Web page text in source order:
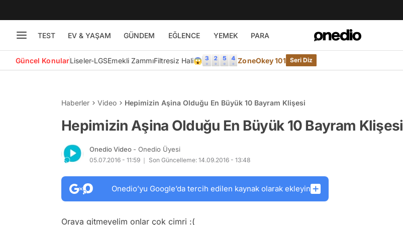
TEST EV & YAŞAM GÜNDEM EĞLENCE YEMEK PARA
Güncel KonularLiseler-LGSEmekli ZammıFiltresiz Hali😱 ZoneOkey 101 Seri Diz
Haberler Video Hepimizin Aşina Olduğu En Büyük 10 Bayram Klişesi
Hepimizin Aşina Olduğu En Büyük 10 Bayram Klişesi
Onedio Video - Onedio Üyesi
05.07.2016 - 11:59 Son Güncelleme: 14.09.2016 - 13:48
Onedio’yu Google’da tercih edilen kaynak olarak ekleyin
Oraya gitmeyelim onlar çok cimri :(